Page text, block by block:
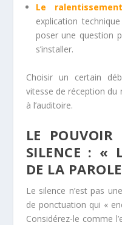
Le
explication
poser une question
s’installer.
Choisir un certain
vitesse de réception du
à l’auditoire.
LE POUVOIR
SILENCE : «
DE LA PAROLE
Le silence n’est pas
de ponctuation qui «
Considérez-le comme